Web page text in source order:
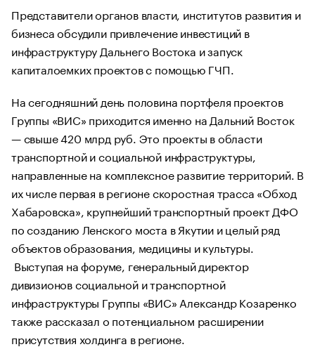
Представители органов власти, институтов развития и
бизнеса обсудили привлечение инвестиций в
инфраструктуру Дальнего Востока и запуск
капиталоемких проектов с помощью ГЧП.
На сегодняшний день половина портфеля проектов
Группы «ВИС» приходится именно на Дальний Восток
— свыше 420 млрд руб. Это проекты в области
транспортной и социальной инфраструктуры,
направленные на комплексное развитие территорий. В
их числе первая в регионе скоростная трасса «Обход
Хабаровска», крупнейший транспортный проект ДФО
по созданию Ленского моста в Якутии и целый ряд
объектов образования, медицины и культуры.
Выступая на форуме, генеральный директор
дивизионов социальной и транспортной
инфраструктуры Группы «ВИС» Александр Козаренко
также рассказал о потенциальном расширении
присутствия холдинга в регионе.